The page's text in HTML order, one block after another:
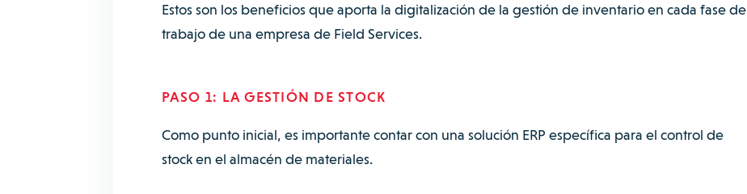
Estos son los beneficios que aporta la digitalización de la gestión de inventario en cada fase de
trabajo de una empresa de Field Services.
PASO 1: LA GESTIÓN DE STOCK
Como punto inicial, es importante contar con una solución ERP específica para el control de
stock en el almacén de materiales.